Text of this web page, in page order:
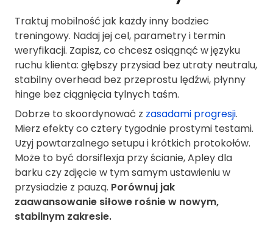
Traktuj mobilność jak każdy inny bodziec
treningowy. Nadaj jej cel, parametry i termin
weryfikacji. Zapisz, co chcesz osiągnąć w języku
ruchu klienta: głębszy przysiad bez utraty neutralu,
stabilny overhead bez przeprostu lędźwi, płynny
hinge bez ciągnięcia tylnych taśm.
Dobrze to skoordynować z zasadami progresji.
Mierz efekty co cztery tygodnie prostymi testami.
Użyj powtarzalnego setupu i krótkich protokołów.
Może to być dorsiflexja przy ścianie, Apley dla
barku czy zdjęcie w tym samym ustawieniu w
przysiadzie z pauzą. Porównuj jak
zaawansowanie siłowe rośnie w nowym,
stabilnym zakresie.